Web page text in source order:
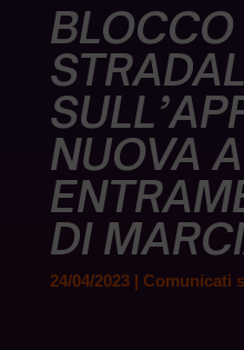
BLOCCO
NUOVA
DI
24/04/2023| Comunicati